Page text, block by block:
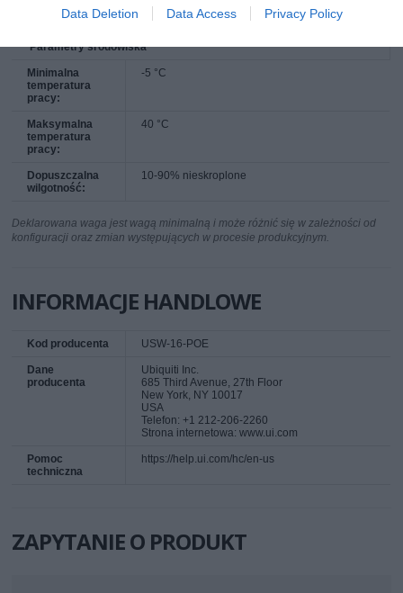
Data Deletion Data Access Privacy Policy
Obsługa i
wsparcie:
Gwarancja ograniczona - 1 rok
Parametry środowiska
Minimalna
temperatura
pracy:
-5 °C
Maksymalna
temperatura
pracy:
40 °C
Dopuszczalna
wilgotność:
10-90% nieskroplone
Deklarowana waga jest wagą minimalną i może różnić się w zależności od
konfiguracji oraz zmian występujących w procesie produkcyjnym.
INFORMACJE HANDLOWE
Kod producenta USW-16-POE
Dane
producenta
Ubiquiti Inc.
685 Third Avenue, 27th Floor
New York, NY 10017
USA
Telefon: +1 212-206-2260
Strona internetowa: www.ui.com
Pomoc
techniczna
https://help.ui.com/hc/en-us
ZAPYTANIE O PRODUKT